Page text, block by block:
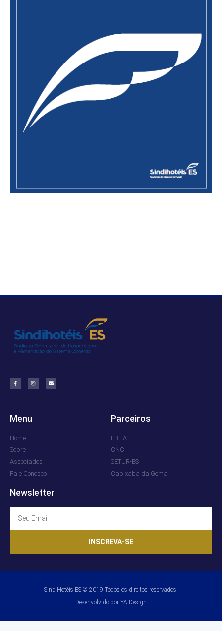
Menu
Home
Sobre
Associados
Fale Conosco
Parceiros
FBHA
CNC
SETUR-ES
Capixaba da Gema
Newsletter
INSCREVA-SE
SindiHotéis ES © 2019 Todos os direitos reservados.
Desenvolvido por YA Design